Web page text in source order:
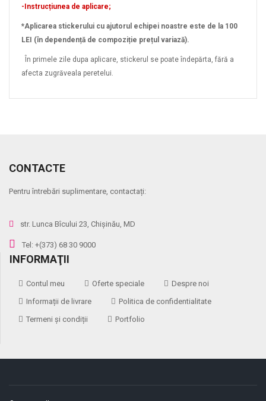
-Instrucțiunea de aplicare;
*Aplicarea stickerului cu ajutorul echipei noastre este de la 100
LEI (în dependență de compoziție prețul variază).
În primele zile dupa aplicare, stickerul se poate îndepărta, fără a
afecta zugrăveala peretelui.
CONTACTE
Pentru întrebări suplimentare, contactați:
str. Lunca Bîcului 23, Chișinău, MD
Tel: +(373) 68 30 9000
INFORMAŢII
Contul meu Oferte speciale
Despre noi
Informații de livrare
Politica de confidentialitate
Termeni și condiții
Portfolio